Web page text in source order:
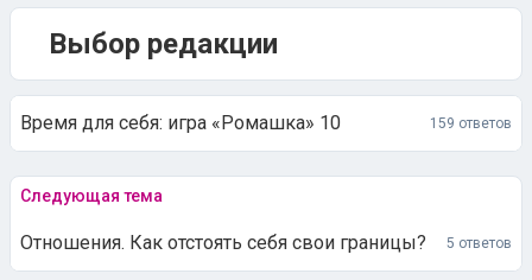
Выбор редакции
Время для себя: игра «Ромашка» 10 159 ответов
Следующая тема
Отношения. Как отстоять себя свои границы? 5 ответов